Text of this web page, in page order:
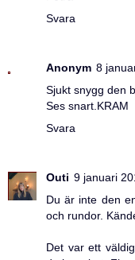
Svara
Anonym 8
Sjukt snygg den
Ses snart.KRAM
Svara
Outi 9 januari
Du är inte den
och rundor.
Det var ett